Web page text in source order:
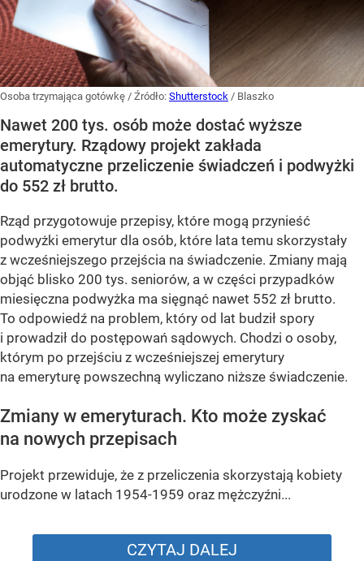
Osoba trzymająca gotówkę / Źródło: Shutterstock / Blaszko
Nawet 200 tys. osób może dostać wyższe
emerytury. Rządowy projekt zakłada
automatyczne przeliczenie świadczeń i podwyżki
do 552 zł brutto.
Rząd przygotowuje przepisy, które mogą przynieść
podwyżki emerytur dla osób, które lata temu skorzystały
z wcześniejszego przejścia na świadczenie. Zmiany mają
objąć blisko 200 tys. seniorów, a w części przypadków
miesięczna podwyżka ma sięgnąć nawet 552 zł brutto.
To odpowiedź na problem, który od lat budził spory
i prowadził do postępowań sądowych. Chodzi o osoby,
którym po przejściu z wcześniejszej emerytury
na emeryturę powszechną wyliczano niższe świadczenie.
Zmiany w emeryturach. Kto może zyskać
na nowych przepisach
Projekt przewiduje, że z przeliczenia skorzystają kobiety
urodzone w latach 1954-1959 oraz mężczyźni...
CZYTAJ DALEJ